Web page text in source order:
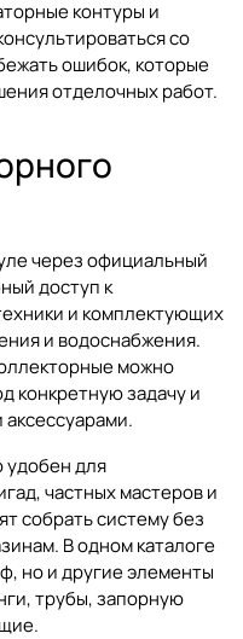
контуры и
со
ошибок, которые
отделочных работ.
через официальный
доступ к
и комплектующих
и водоснабжения.
можно
конкретную задачу и
удобен для
частных мастеров и
собрать систему без
В одном каталоге
но и другие элементы
трубы, запорную